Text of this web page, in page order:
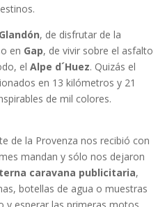
, de disfrutar de la
en Gap, de vivir sobre el asfalto
elAlpe d´Huez. Quizás el
en 13 kilómetros y 21
de mil colores.
de la Provenza nos recibió con
mandan y sólo nos dejaron
caravana publicitaria,
botellas de agua o muestras